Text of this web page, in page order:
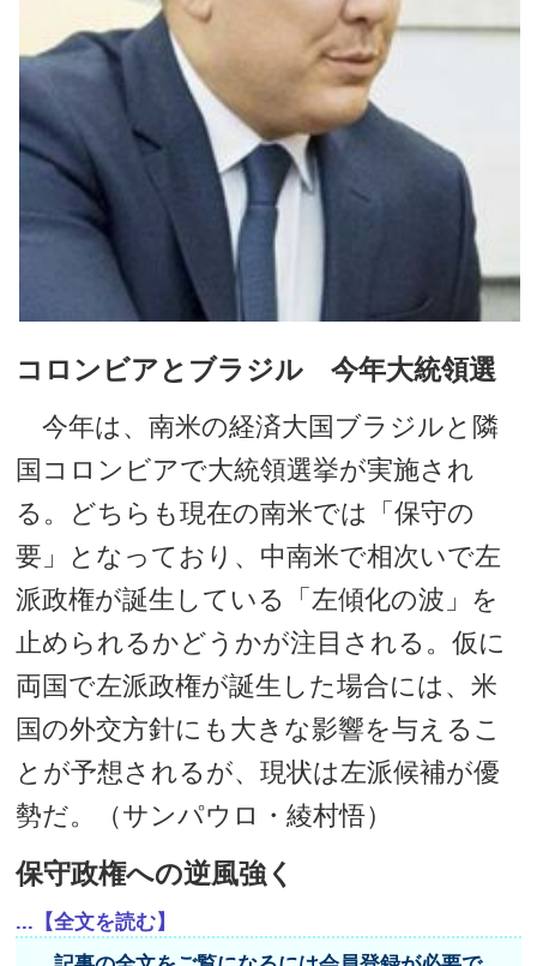
コロンビアとブラジル 今年大統領選
今年は、南米の経済大国ブラジルと隣
国コロンビアで大統領選挙が実施され
る。どちらも現在の南米では「保守の
要」となっており、中南米で相次いで左
派政権が誕生している「左傾化の波」を
止められるかどうかが注目される。仮に
両国で左派政権が誕生した場合には、米
国の外交方針にも大きな影響を与えるこ
とが予想されるが、現状は左派候補が優
勢だ。（サンパウロ・綾村悟）
保守政権への逆風強く
...【全文を読む】